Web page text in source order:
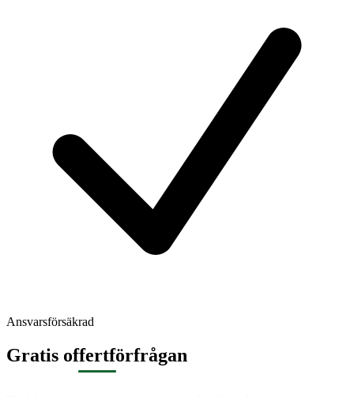
Ansvarsförsäkrad
Gratis offertförfrågan